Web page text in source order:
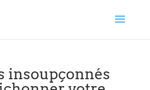
insoupçonnés